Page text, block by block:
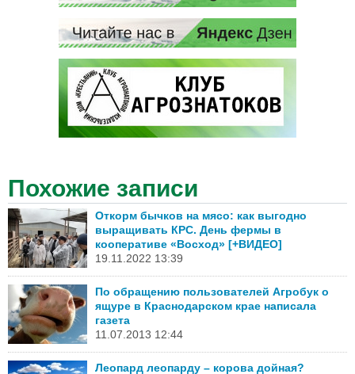
Похожие записи
Откорм бычков на мясо: как выгодно
выращивать КРС. День фермы в
кооперативе «Восход» [+ВИДЕО]
19.11.2022 13:39
По обращению пользователей Агробук о
ящуре в Краснодарском крае написала
газета
11.07.2013 12:44
Леопард леопарду – корова дойная?